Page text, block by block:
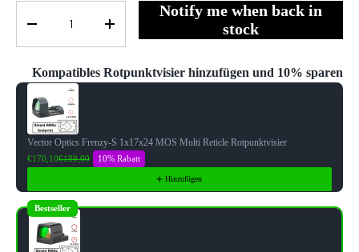
-
+
Notify me when back in
stock
Kompatibles Rotpunktvisier hinzufügen und 10% sparen
Use the Previous and Next buttons to navigate through product
Vector Optics Frenzy-S 1x17x24 MOS Multi Reticle Rotpunktvisier
€170,10€189,00 10% Rabatt
Hinzufügen
Bestseller